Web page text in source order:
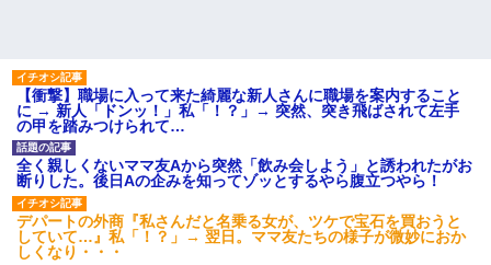
私「結婚やめるわ」 婚約者「え？なんでなんで？」 → 放置した
結果…｜生活｜ワロタあんてな
【不幸な結婚式】新郎親族「ブスのくせにドレスなんか着ちゃっ
てさ～ほんと恥ずかしいわよね～（大声」新郎両親「！！！（土
下座」→ 結果・・・
【衝撃】職場に入って来た綺麗な新人さんに職場を案内すること
に → 新人「ドンッ！」私「！？」→ 突然、突き飛ばされて左手
の甲を踏みつけられて…
全く親しくないママ友Aから突然「飲み会しよう」と誘われたがお
断りした。後日Aの企みを知ってゾッとするやら腹立つやら！
デパートの外商『私さんだと名乗る女が、ツケで宝石を買おうと
していて…』私「！？」→ 翌日。ママ友たちの様子が微妙におか
しくなり・・・